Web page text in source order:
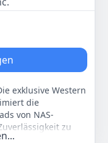
exklusive Western
die
von NAS-
zu